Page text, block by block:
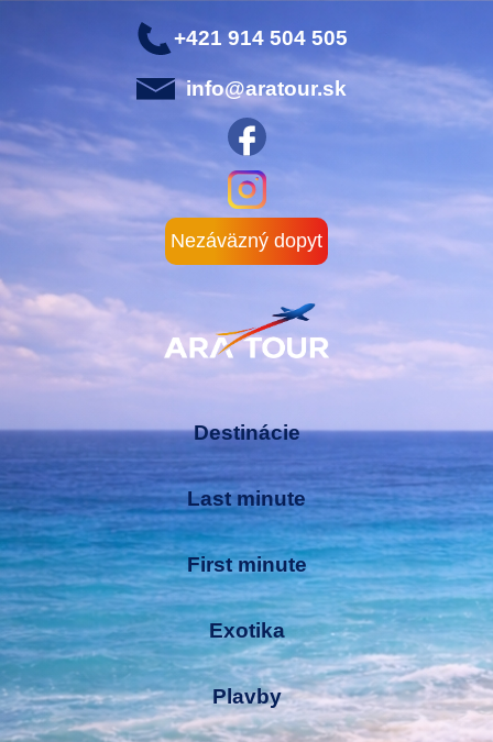
+421 914 504 505
info@aratour.sk
Nezáväzný dopyt
Destinácie
Last minute
First minute
Exotika
Plavby